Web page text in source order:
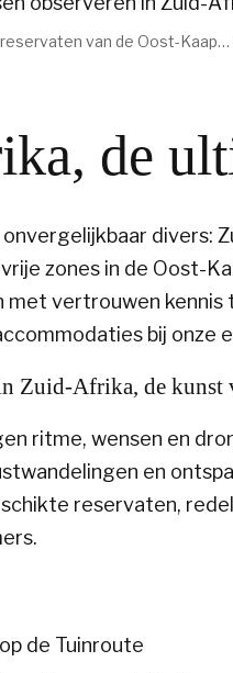
van de Oost-
de
divers:
zones in de Oost-
met vertrouwen
bij onze
Zuid-Afrika, de kunst
ritme, wensen en
en
reservaten,